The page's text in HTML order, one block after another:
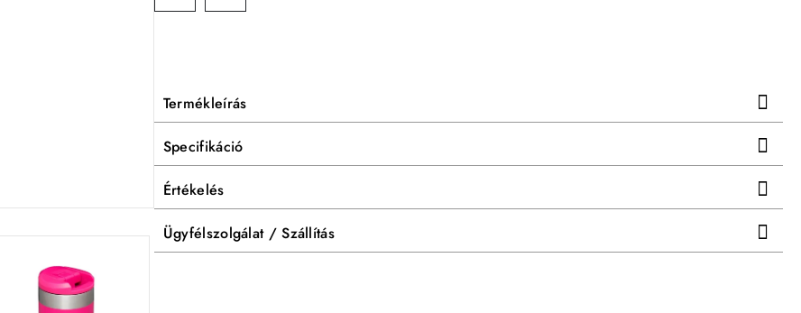
Termékleírás
Specifikáció
Értékelés
Ügyfélszolgálat / Szállítás